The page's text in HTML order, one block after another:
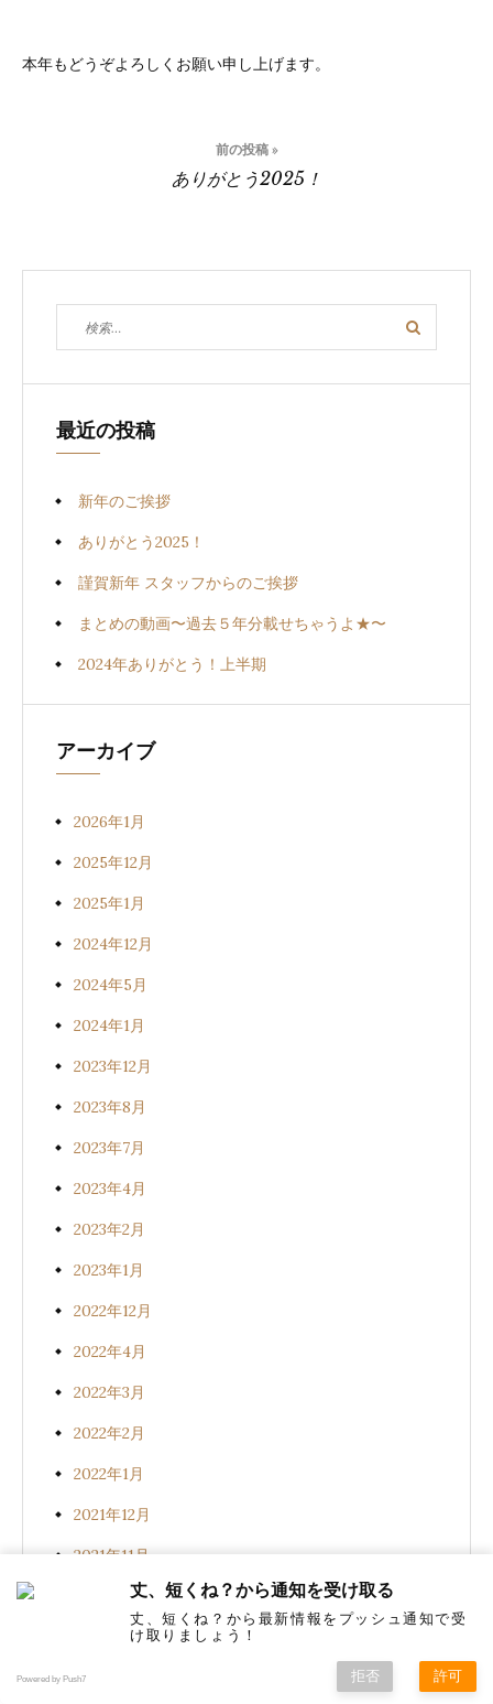
本年もどうぞよろしくお願い申し上げます。
ビ
シ
前の投稿 »
ありがとう2025！
索
検
最近の投稿
新年のご挨拶
ありがとう2025！
謹賀新年 スタッフからのご挨拶
まとめの動画〜過去５年分載せちゃうよ★〜
2024年ありがとう！上半期
アーカイブ
2026年1月
2025年12月
2025年1月
2024年12月
2024年5月
2024年1月
2023年12月
2023年8月
2023年7月
2023年4月
2023年2月
2023年1月
2022年12月
2022年4月
2022年3月
2022年2月
2022年1月
2021年12月
2021年11月
2021年10月
2021年7月
2021年5月
丈、短くね？から通知を受け取る
丈、短くね？から最新情報をプッシュ通知で受
け取りましょう！
Powered by Push7 拒否 許可